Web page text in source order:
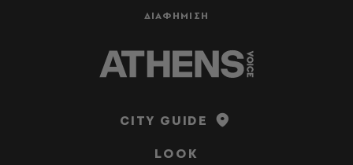
ΔΙΑΦΗΜΙΣΗ
CITY GUIDE
LOOK